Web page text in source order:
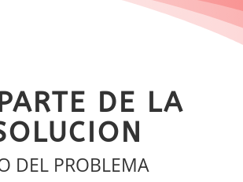
DE LA
DEL PROBLEMA